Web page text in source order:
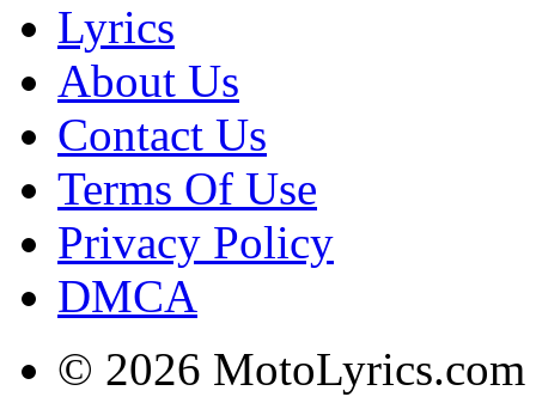
Lyrics
About Us
Contact Us
Terms Of Use
Privacy Policy
DMCA
© 2026 MotoLyrics.com